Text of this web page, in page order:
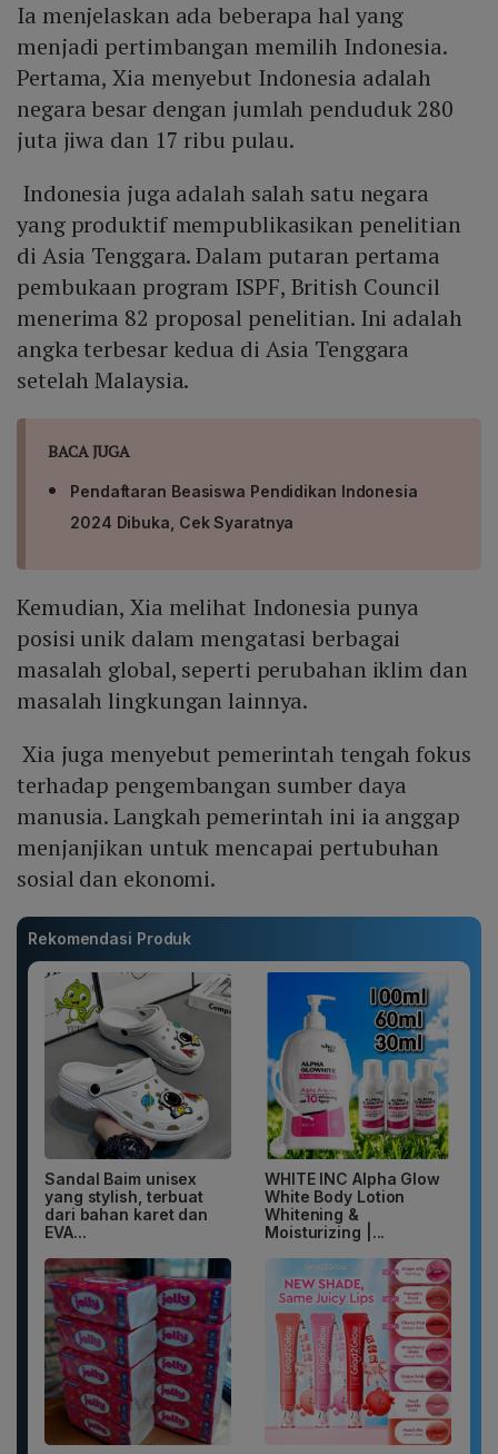
Ia menjelaskan ada beberapa hal yang
menjadi pertimbangan memilih Indonesia.
Pertama, Xia menyebut Indonesia adalah
negara besar dengan jumlah penduduk 280
juta jiwa dan 17 ribu pulau.
Indonesia juga adalah salah satu negara
yang produktif mempublikasikan penelitian
di Asia Tenggara. Dalam putaran pertama
pembukaan program ISPF, British Council
menerima 82 proposal penelitian. Ini adalah
angka terbesar kedua di Asia Tenggara
setelah Malaysia.
BACA JUGA
Pendaftaran Beasiswa Pendidikan Indonesia
2024 Dibuka, Cek Syaratnya
Kemudian, Xia melihat Indonesia punya
posisi unik dalam mengatasi berbagai
masalah global, seperti perubahan iklim dan
masalah lingkungan lainnya.
Xia juga menyebut pemerintah tengah fokus
terhadap pengembangan sumber daya
manusia. Langkah pemerintah ini ia anggap
menjanjikan untuk mencapai pertubuhan
sosial dan ekonomi.
Rekomendasi Produk
Sandal Baim unisex
yang stylish, terbuat
dari bahan karet dan
EVA...
WHITE INC Alpha Glow
White Body Lotion
Whitening &
Moisturizing |...